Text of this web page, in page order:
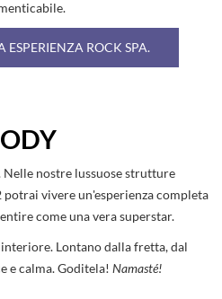
ESPERIENZA ROCK SPA.
nostre lussuose strutture
vivere un'esperienza completa
come una vera superstar.
Lontano dalla fretta, dal
e calma. Goditela! Namasté!